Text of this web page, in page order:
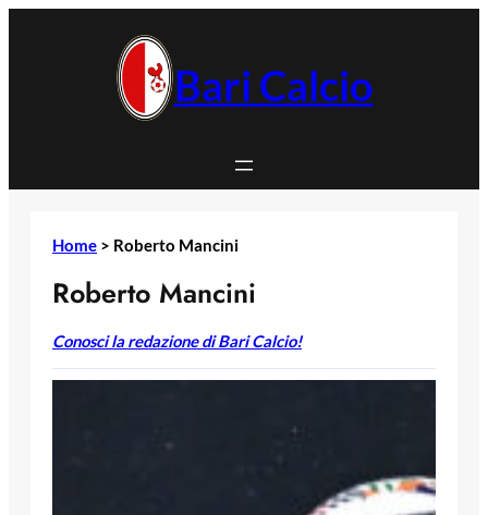
Bari Calcio
Home > Roberto Mancini
Roberto Mancini
Conosci la redazione di Bari Calcio!